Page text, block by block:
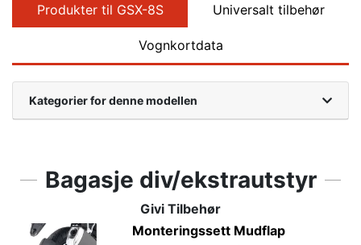
Produkter til GSX-8S
Universalt tilbehør
Vognkortdata
Kategorier for denne modellen
Bagasje div/ekstrautstyr
Givi Tilbehør
Monteringssett Mudflap